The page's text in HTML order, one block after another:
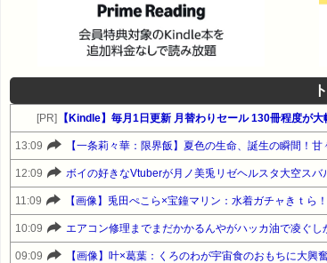
[PR] 【Kindle】毎月1日更新 月替わりセール 130冊程度が
13:09 【一条莉々華：限界飯】夏色の生命、誕生の瞬間！
12:09 ボイの好きなVtuberが月ノ美兎リゼヘルスタ大空スバ
11:09 【画像】兎田ぺこら×宝鐘マリン：水着ガチャきｔら
10:09 エアコン修理までまだかかるんやがハッカ油で凌ぐ
09:09 【画像】叶×葛葉：くろのわが宇宙食のおもちに大興